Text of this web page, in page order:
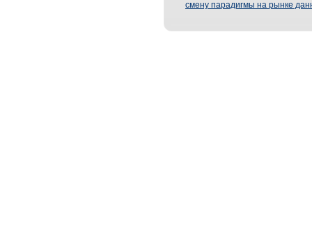
смену парадигмы на рынке